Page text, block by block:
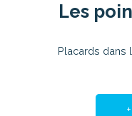
Les
Placards dans